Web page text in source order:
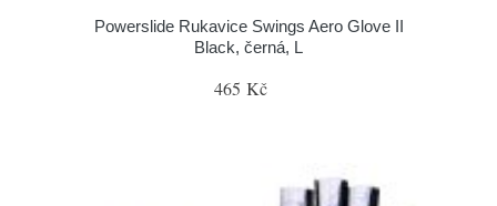
Powerslide Rukavice Swings Aero Glove II
Black, černá, L
465 Kč